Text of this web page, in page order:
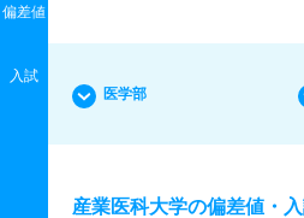
偏差値
入試
医学部
産業医科大学の偏差値・